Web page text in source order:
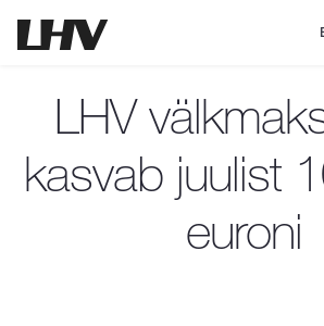
LHV
kasvab juulist
euroni